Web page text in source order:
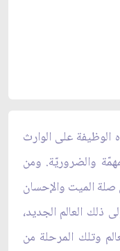
على الوارث
والضروريّة. ومن
الميت والإحسان
ذلك العالم الجديد،
وتلك المرحلة من